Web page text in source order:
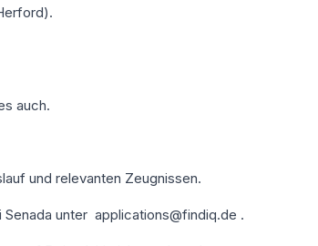
auch.
und relevanten Zeugnissen.
unter applications@findiq.de .